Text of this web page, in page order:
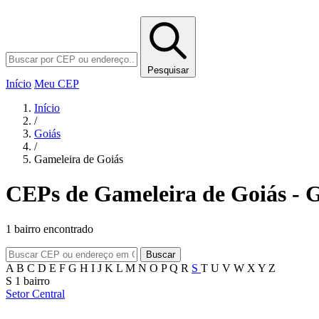
Pesquisar
Início Meu CEP
Início
/
Goiás
/
Gameleira de Goiás
CEPs de Gameleira de Goiás -
1 bairro encontrado
Buscar
A B C D E F G H I J K L M N O PQ R S T U V W X Y Z
S 1 bairro
Setor Central